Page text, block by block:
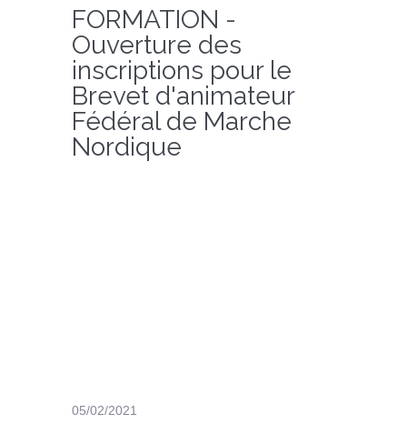
FORMATION -
Ouverture des
inscriptions pour le
Brevet d'animateur
Fédéral de Marche
Nordique
05/02/2021